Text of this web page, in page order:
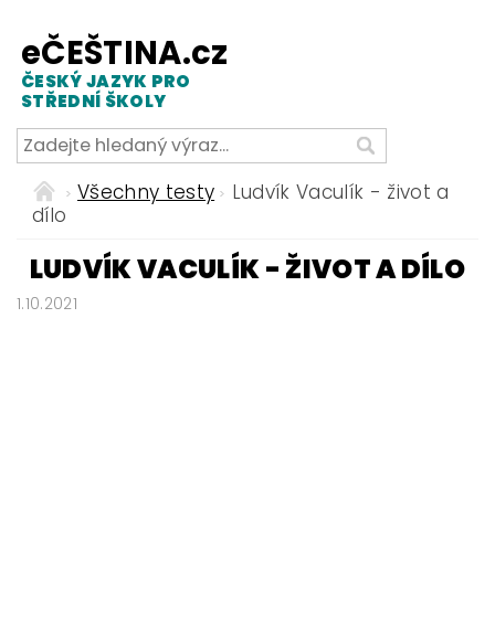
eČEŠTINA.cz
ČESKÝ JAZYK PRO
STŘEDNÍ ŠKOLY
Všechny testy
Ludvík Vaculík - život a
dílo
LUDVÍK VACULÍK - ŽIVOT A DÍLO
1.10.2021